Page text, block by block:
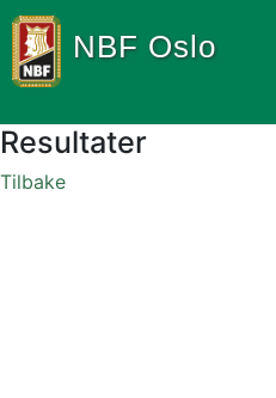
NBF Oslo
Resultater
Tilbake